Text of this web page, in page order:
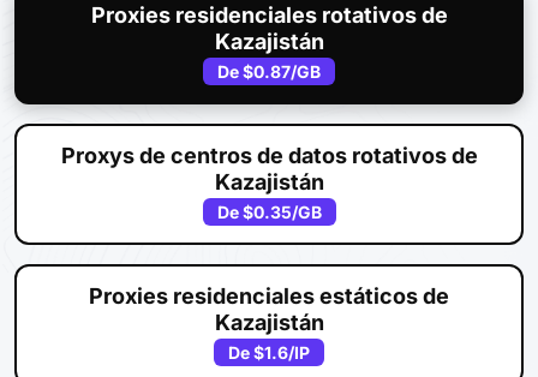
Proxies residenciales rotativos de
Kazajistán
De$0.87/GB
Proxys de centros de datos rotativos de
Kazajistán
De$0.35/GB
Proxies residenciales estáticos de
Kazajistán
De$1.6/IP